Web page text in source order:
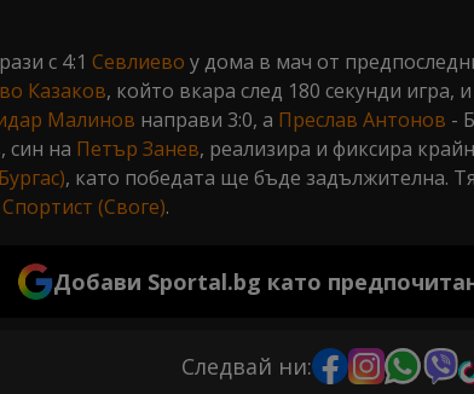
с 4:1 Севлиево у дома в мач от
Казаков, който вкара след 180 секунди игра, и
Малинов направи 3:0, а Преслав Антонов -
син на Петър Занев, реализира и фиксира
, като победата ще бъде задължителна.
Спортист (Своге).
Добави Sportal.bg като
Следвай ни: